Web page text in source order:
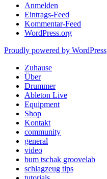
Anmelden
Eintrags-Feed
Kommentar-Feed
WordPress.org
Proudly powered by WordPress
Zuhause
Über
Drummer
Ableton Live
Equipment
Shop
Kontakt
community
general
video
bum tschak groovelab
schlagzeug tips